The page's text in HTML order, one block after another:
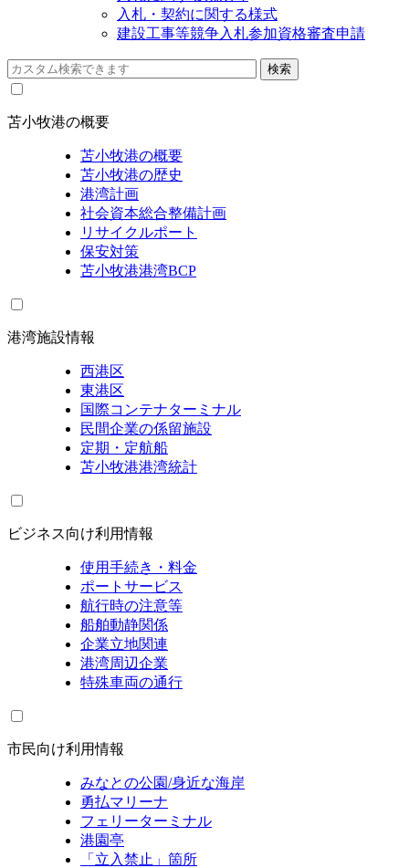
入札・契約に関する様式
建設工事等競争入札参加資格審査申請
苫小牧港の概要
苫小牧港の概要
苫小牧港の歴史
港湾計画
社会資本総合整備計画
リサイクルポート
保安対策
苫小牧港港湾BCP
港湾施設情報
西港区
東港区
国際コンテナターミナル
民間企業の係留施設
定期・定航船
苫小牧港港湾統計
ビジネス向け利用情報
使用手続き・料金
ポートサービス
航行時の注意等
船舶動静関係
企業立地関連
港湾周辺企業
特殊車両の通行
市民向け利用情報
みなとの公園/身近な海岸
勇払マリーナ
フェリーターミナル
港園亭
「立入禁止」箇所